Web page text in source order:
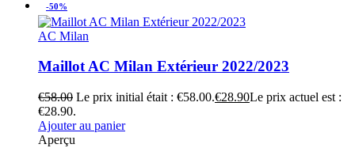
-50%
AC Milan
Maillot AC Milan Extérieur 2022/2023
€58.00 Le prix initial était : €58.00.€28.90Le prix actuel est :
€28.90.
Ajouter au panier
Aperçu